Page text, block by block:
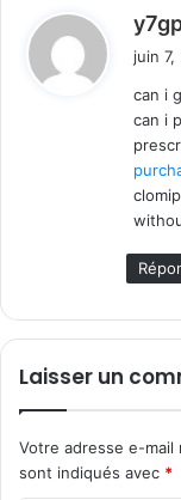
juin
can i
can i
Laisser un
Votre adresse e-mail
sont indiqués avec *